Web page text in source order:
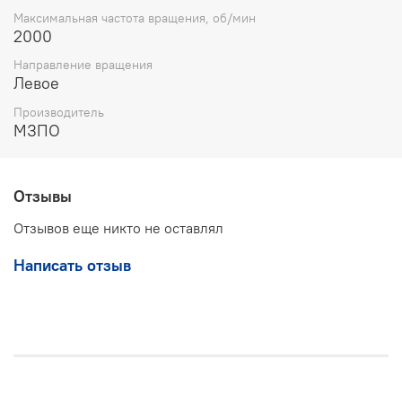
Насос НШ-150 20 МПа левого вращения с чугунным
гидравлических систем, обеспечивая долгий срок
службы и высокую производительность. Выбирая
данное оборудование, вы получаете качество и
надежность с гарантией производителя.
Максимальная частота вращения, об/мин
2000
Направление вращения
Левое
Производитель
МЗПО
Отзывы
Отзывов еще никто не оставлял
Написать отзыв